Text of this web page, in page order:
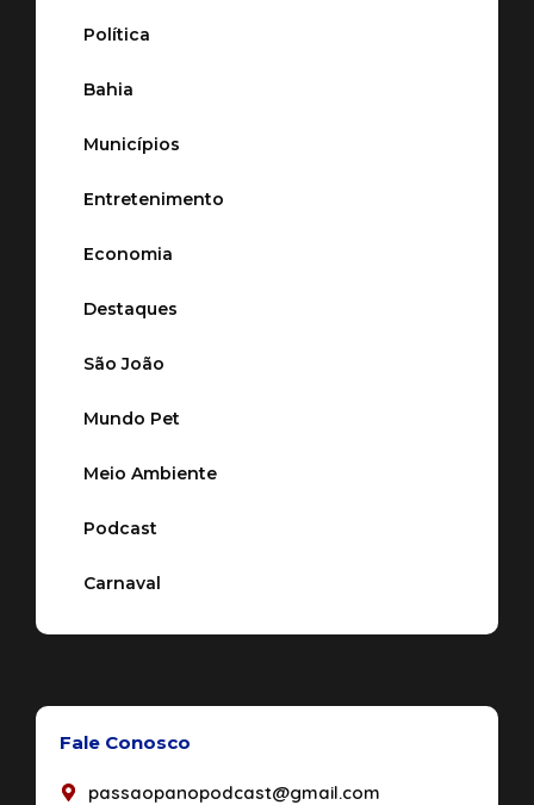
Política
Bahia
Municípios
Entretenimento
Economia
Destaques
São João
Mundo Pet
Meio Ambiente
Podcast
Carnaval
Fale Conosco
passaopanopodcast@gmail.com